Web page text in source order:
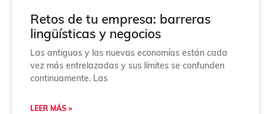
n
Retos de tu empresa: barreras
lingüísticas y negocios
Las antiguas y las nuevas economías están cada
vez más entrelazadas y sus límites se confunden
continuamente. Las
LEER MÁS »